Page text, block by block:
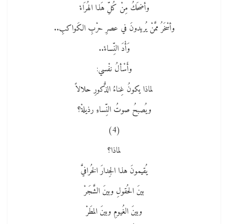
وأضحَكُ مِنْ كُلِّ هَذا الهُرَاءْ
وأسْخَرُ ممَّنْ يُريدونَ في عصرِ حرْبِ الكَواكبِ..
وَأْدَ النِّساءْ..
وأَسْألُ نفْسي:
لماذا يكونُ غِناءُ الذُّكورِ حلالاً
ويُصبحُ صوتُ النِّساءِ رذيلةْ؟
(4)
لماذا؟
يُقيمونَ هذا الجِدارَ الخُرافيَّ
بينَ الحُقولِ وبينَ الشَّجَرْ
وبينَ الغُيومِ وبينَ المطَرْ